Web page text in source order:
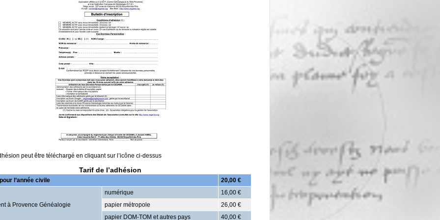
peut être téléchargé en cliquant sur l’icône ci-dessus
Tarif de l’adhésion
l’année civile 20,00 €
à Provence Généalogie
numérique
16,00 €
papier métropole
26,00 €
papier DOM-TOM et autres pays
40,00 €